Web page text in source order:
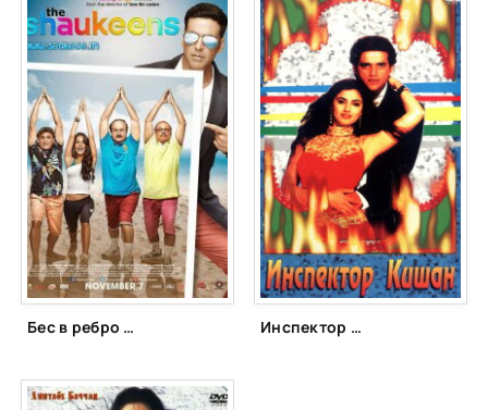
Бес в ребро (2014) Инспектор Кишан (1997)